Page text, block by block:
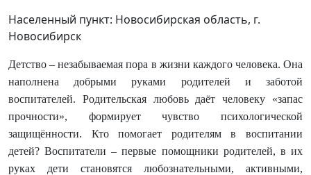
Населенный пункт: Новосибирская область, г.
Новосибирск
Детство – незабываемая пора в жизни каждого человека. Она
наполнена добрыми руками родителей и заботой
воспитателей. Родительская любовь даёт человеку «запас
прочности», формирует чувство психологической
защищённости. Кто помогает родителям в воспитании
детей? Воспитатели – первые помощники родителей, в их
руках дети становятся любознательными, активными,